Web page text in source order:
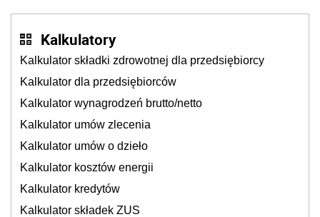
Kalkulatory
Kalkulator składki zdrowotnej dla przedsiębiorcy
Kalkulator dla przedsiębiorców
Kalkulator wynagrodzeń brutto/netto
Kalkulator umów zlecenia
Kalkulator umów o dzieło
Kalkulator kosztów energii
Kalkulator kredytów
Kalkulator składek ZUS